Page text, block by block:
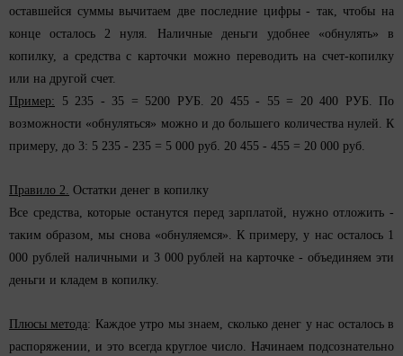
оставшейся суммы вычитаем две последние цифры - так, чтобы на
конце осталось 2 нуля. Наличные деньги удобнее «обнулять» в
копилку, а средства с карточки можно переводить на счет-копилку
или на другой счет.
Пример: 5 235 - 35 = 5200 РУБ. 20 455 - 55 = 20 400 РУБ. По
возможности «обнуляться» можно и до большего количества нулей. К
примеру, до 3: 5 235 - 235 = 5 000 руб. 20 455 - 455 = 20 000 руб.
Правило 2. Остатки денег в копилку
Все средства, которые останутся перед зарплатой, нужно отложить -
таким образом, мы снова «обнуляемся». К примеру, у нас осталось 1
000 рублей наличными и 3 000 рублей на карточке - объединяем эти
деньги и кладем в копилку.
Плюсы метода: Каждое утро мы знаем, сколько денег у нас осталось в
распоряжении, и это всегда круглое число. Начинаем подсознательно